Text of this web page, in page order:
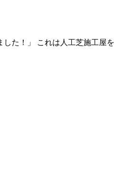
た！」 これは人工芝施工